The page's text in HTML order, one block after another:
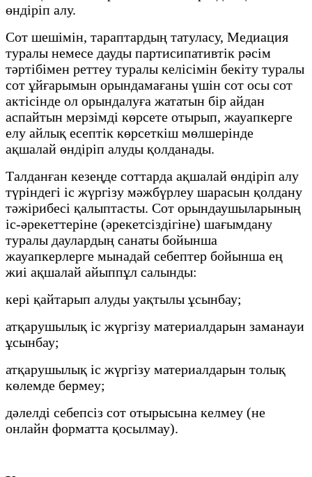
өндіріп алу.
Сот шешімін, тараптардың татуласу, Медиация
туралы немесе дауды партисипативтік рәсім
тәртібімен реттеу туралы келісімін бекіту туралы
сот ұйғарымын орындамағаны үшін сот осы сот
актісінде ол орындалуға жататын бір айдан
аспайтын мерзімді көрсете отырып, жауапкерге
елу айлық есептік көрсеткіш мөлшерінде
ақшалай өндіріп алуды қолданады.
Талданған кезеңде соттарда ақшалай өндіріп алу
түріндегі іс жүргізу мәжбүрлеу шарасын қолдану
тәжірибесі қалыптасты. Сот орындаушыларының
іс-әрекеттеріне (әрекетсіздігіне) шағымдану
туралы даулардың санаты бойынша
жауапкерлерге мынадай себептер бойынша ең
жиі ақшалай айыппұл салынды:
кері қайтарып алуды уақтылы ұсынбау;
атқарушылық іс жүргізу материалдарын заманауи
ұсынбау;
атқарушылық іс жүргізу материалдарын толық
көлемде бермеу;
дәлелді себепсіз сот отырысына келмеу (не
онлайн форматта қосылмау).